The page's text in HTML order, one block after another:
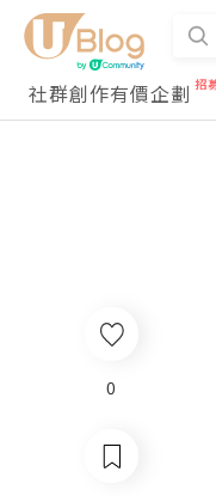
社群創作有價企劃
0